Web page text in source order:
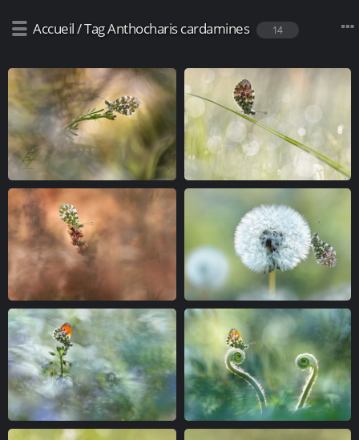
Accueil/TagAnthocharis cardamines 14